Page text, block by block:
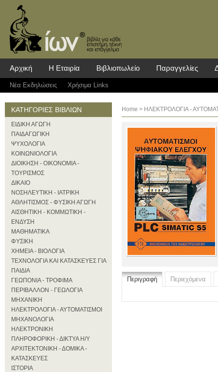
Αρχική Η Εταιρία Βιβλιοπωλείο Παραγγελίες
Νέα Eκδηλώσεις Χρήσιμα Links
ΚΑΤΗΓΟΡΙΕΣ ΒΙΒΛΙΩΝ
ΕΙΔΙΚΗ ΑΓΩΓΗ
ΠΑΙΔΑΓΩΓΙΚΗ
ΨΥΧΟΛΟΓΙΑ
ΚΟΙΝΩΝΙΟΛΟΓΙΑ
ΔΙΟΙΚΗΣΗ - ΟΙΚΟΝΟΜΙΑ -
ΤΟΥΡΙΣΜΟΣ
ΔΙΚΑΙΟ
ΝΟΣΗΛΕΥΤΙΚΗ - ΙΑΤΡΙΚΗ
ΑΘΛΗΤΙΣΜΟΣ - ΦΥΣΙΚΗ ΑΓΩΓΗ
ΑΙΣΘΗΤΙΚΗ - ΚΟΜΜΩΤΙΚΗ -
ΕΝΔΥΣΗ
ΜΑΘΗΜΑΤΙΚΑ
ΦΥΣΙΚΗ
ΧΗΜΕΙΑ - ΒΙΟΛΟΓΙΑ
ΤΕΧΝΟΛΟΓΙΑ ΚΑΙ ΚΑΤΑΣΚΕΥΕΣ ΓΙΑ
ΠΑΙΔΙΑ
ΓΕΩΠΟΝΙΑ - ΤΡΟΦΙΜΑ
ΠΕΡΙΒΑΛΛΟΝ - ΓΕΩΛΟΓΙΑ
ΜΗΧΑΝΙΚΗ
ΗΛΕΚΤΡΟΛΟΓΙΑ - ΑΥΤΟΜΑΤΙΣΜΟΙ
ΜΗΧΑΝΟΛΟΓΙΑ
ΗΛΕΚΤΡΟΝΙΚΗ
ΠΛΗΡΟΦΟΡΙΚΗ - ΔΙΚΤΥΑ Η/Υ
ΑΡΧΙΤΕΚΤΟΝΙΚΗ - ΔΟΜΙΚΑ -
ΚΑΤΑΣΚΕΥΕΣ
ΙΣΤΟΡΙΑ
Home > ΗΛΕΚΤΡΟΛΟΓΙΑ -
Περιγραφή Περιεχόμενα